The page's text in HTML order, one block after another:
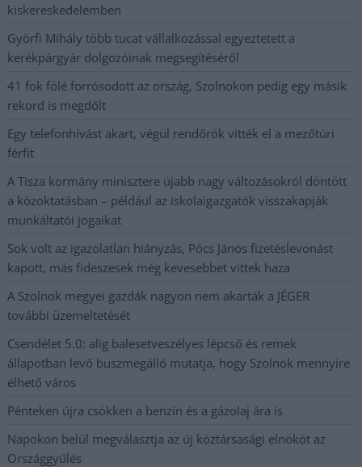
kiskereskedelemben
Györfi Mihály több tucat vállalkozással egyeztetett a
kerékpárgyár dolgozóinak megsegítéséről
41 fok fölé forrósodott az ország, Szolnokon pedig egy másik
rekord is megdőlt
Egy telefonhívást akart, végül rendőrök vitték el a mezőtúri
férfit
A Tisza kormány minisztere újabb nagy változásokról döntött
a közoktatásban – például az iskolaigazgatók visszakapják
munkáltatói jogaikat
Sok volt az igazolatlan hiányzás, Pócs János fizetéslevonást
kapott, más fideszesek még kevesebbet vittek haza
A Szolnok megyei gazdák nagyon nem akarták a JÉGER
további üzemeltetését
Csendélet 5.0: alig balesetveszélyes lépcső és remek
állapotban levő buszmegálló mutatja, hogy Szolnok mennyire
élhető város
Pénteken újra csökken a benzin és a gázolaj ára is
Napokon belül megválasztja az új köztársasági elnököt az
Országgyűlés